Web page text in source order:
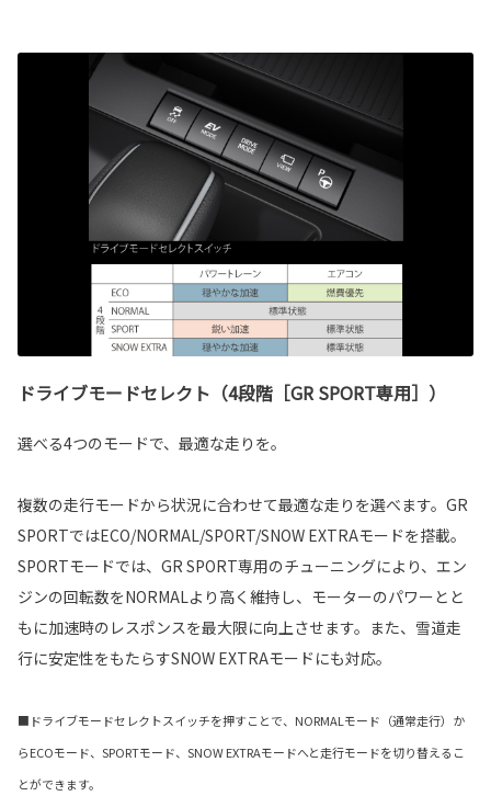
ドライブモードセレクト（4段階［GR SPORT専用］）
選べる4つのモードで、最適な走りを。
複数の走行モードから状況に合わせて最適な走りを選べます。GR
SPORTではECO/NORMAL/SPORT/SNOW EXTRAモードを搭載。
SPORTモードでは、GR SPORT専用のチューニングにより、エン
ジンの回転数をNORMALより高く維持し、モーターのパワーとと
もに加速時のレスポンスを最大限に向上させます。また、雪道走
行に安定性をもたらすSNOW EXTRAモードにも対応。
■ドライブモードセレクトスイッチを押すことで、NORMALモード（通常走行）か
らECOモード、SPORTモード、SNOW EXTRAモードへと走行モードを切り替えるこ
とができます。